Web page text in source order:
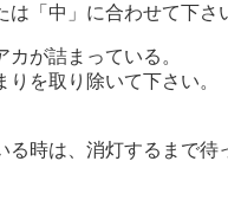
「中」に合わせて下さ
が詰まっている。
を取り除いて下さい。
時は、消灯するまで待